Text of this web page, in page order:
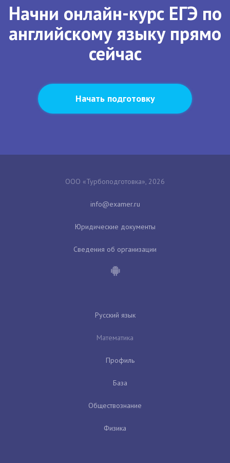
Начни онлайн-курс ЕГЭ по
английскому языку прямо
сейчас
Начать подготовку
ООО «Турбоподготовка», 2026
Юридические документы
Сведения об организации
Русский язык
Математика
Профиль
База
Обществознание
Физика